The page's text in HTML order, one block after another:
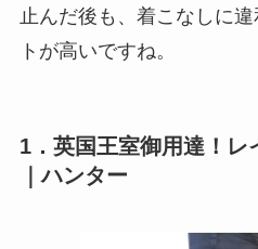
止んだ後も、着こなしに
トが高いですね。
1．英国王室御用達！レ
｜ハンター